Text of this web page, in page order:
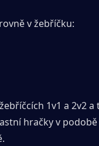
v žebříčku:
1v1 a 2v2 a
hračky v